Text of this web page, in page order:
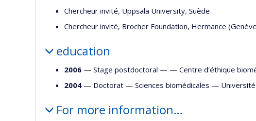
Chercheur invité, Uppsala University, Suède
Chercheur invité, Brocher Foundation, Hermance
education
2006 — Stage postdoctoral — — Centre d’éthique
2004 — Doctorat — Sciences biomédicales —
For more information…